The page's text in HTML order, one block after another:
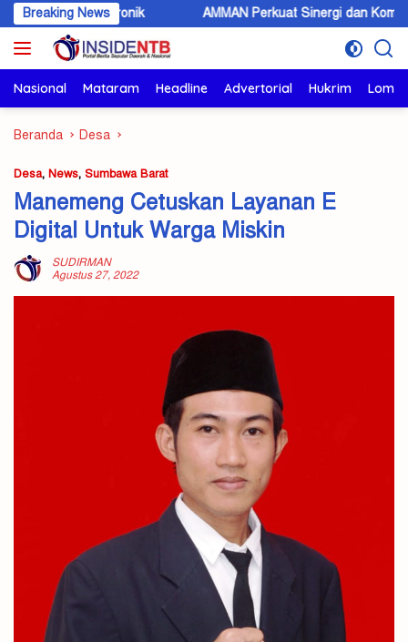
Langsung
ke
konten
Breaking NewsAMMAN Perkuat Sinergi dan Komunikasi Terbuka
Nasional Mataram Headline Advertorial Hukrim
Beranda Desa
Desa, News, Sumbawa Barat
Manemeng Cetuskan Layanan E
Digital Untuk Warga Miskin
SUDIRMAN
Agustus 27, 2022